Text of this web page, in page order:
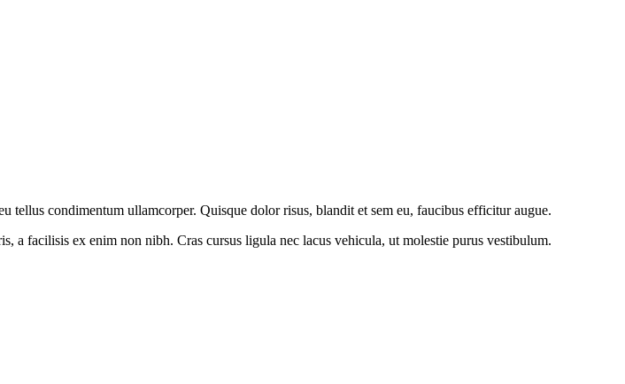
tellus condimentum ullamcorper. Quisque dolor risus, blandit et sem eu, faucibus efficitur augue.
a facilisis ex enim non nibh. Cras cursus ligula nec lacus vehicula, ut molestie purus vestibulum.